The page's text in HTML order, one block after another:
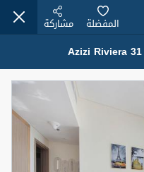
Modern
Azizi Riviera
المفضلة مشاركة